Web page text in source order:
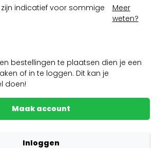
zijn indicatief voor sommige
Meer
weten?
bestellingen te plaatsen dien je een
of in te loggen. Dit kan je
doen!
Maak account
Inloggen